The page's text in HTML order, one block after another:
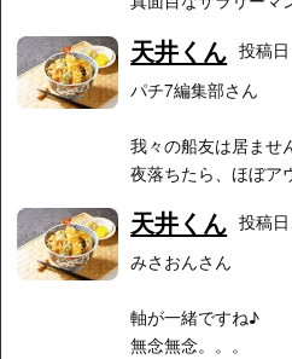
天井くん 投稿
パチ7編集部さん
我々の船友は居ませ
夜落ちたら、ほぼア
天井くん 投稿
みさおんさん
軸が一緒ですね♪
無念無念。。。